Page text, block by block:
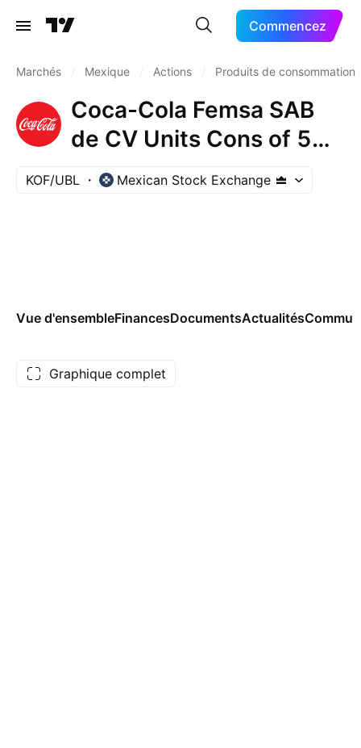
Commencez
Marchés Mexique Actions Produits de consommation
Coca-Cola Femsa SAB
de CV Units Cons of 5
Shs -L- + 3 Shs Series -
KOF/UBL Mexican Stock Exchange
Vue d'ensembleFinancesDocumentsActualités
Graphique complet